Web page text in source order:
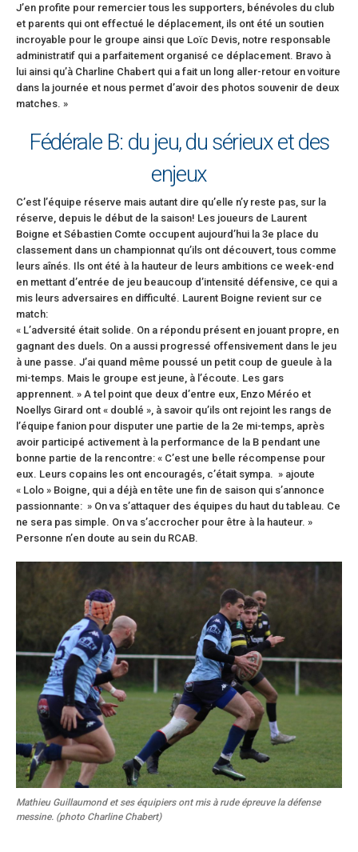
J’en profite pour remercier tous les supporters, bénévoles du club
et parents qui ont effectué le déplacement, ils ont été un soutien
incroyable pour le groupe ainsi que Loïc Devis, notre responsable
administratif qui a parfaitement organisé ce déplacement. Bravo à
lui ainsi qu’à Charline Chabert qui a fait un long aller-retour en voiture
dans la journée et nous permet d’avoir des photos souvenir de deux
matches. »
Fédérale B: du jeu, du sérieux et des
enjeux
C’est l’équipe réserve mais autant dire qu’elle n’y reste pas, sur la
réserve, depuis le début de la saison! Les joueurs de Laurent
Boigne et Sébastien Comte occupent aujourd’hui la 3e place du
classement dans un championnat qu’ils ont découvert, tous comme
leurs aînés. Ils ont été à la hauteur de leurs ambitions ce week-end
en mettant d’entrée de jeu beaucoup d’intensité défensive, ce qui a
mis leurs adversaires en difficulté. Laurent Boigne revient sur ce
match:
« L’adversité était solide. On a répondu présent en jouant propre, en
gagnant des duels. On a aussi progressé offensivement dans le jeu
à une passe. J’ai quand même poussé un petit coup de gueule à la
mi-temps. Mais le groupe est jeune, à l’écoute. Les gars
apprennent. » A tel point que deux d’entre eux, Enzo Méréo et
Noellys Girard ont « doublé », à savoir qu’ils ont rejoint les rangs de
l’équipe fanion pour disputer une partie de la 2e mi-temps, après
avoir participé activement à la performance de la B pendant une
bonne partie de la rencontre: « C’est une belle récompense pour
eux. Leurs copains les ont encouragés, c’était sympa. » ajoute
« Lolo » Boigne, qui a déjà en tête une fin de saison qui s’annonce
passionnante: » On va s’attaquer des équipes du haut du tableau. Ce
ne sera pas simple. On va s’accrocher pour être à la hauteur. »
Personne n’en doute au sein du RCAB.
Mathieu Guillaumond et ses équipiers ont mis à rude épreuve la défense
messine. (photo Charline Chabert)